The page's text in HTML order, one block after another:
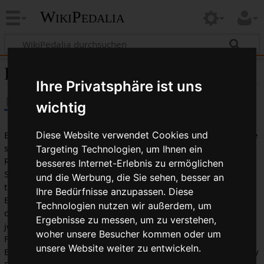
Ihre Privatsphäre ist uns
wichtig
Diese Website verwendet Cookies und
Targeting Technologien, um Ihnen ein
besseres Internet-Erlebnis zu ermöglichen
und die Werbung, die Sie sehen, besser an
Ihre Bedürfnisse anzupassen. Diese
Technologien nutzen wir außerdem, um
Ergebnisse zu messen, um zu verstehen,
woher unsere Besucher kommen oder um
unsere Website weiter zu entwickeln.
WikiPedalia
Fahrradhelm
Ein Fahrradhelm ist eine Schutzvorrichtung für den Kopf. Eine
so genannteSturzkappewurde früher von vielen
Rennradfahrern getragen, bis sie durch Helme mit echter
Schutzwirkung abgelöst wurden. Anfang der 1970er Jahre
trugen die ersten Fahrradfahrer als Pioniere Hockey- oder
Bergsteigerhelme. Fahrradclubs und Rennfahrer sahen auch
die Notwendigkeit von Helmen mit Schutzwirkung. Es gab
jedoch keine Helme, die auf die Anforderungen von
Fahrradfahrern nach Gewicht, freiem Sichtfeld und guter
Belüftung ausgerichtet waren. 1973 brachte Mountain Saftey